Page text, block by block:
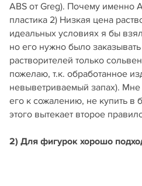
ABS от Greg). Почему именно
пластика 2) Низкая цена
идеальных условиях я бы
но его нужно было
растворителей только
пожелаю, т.к. обработанное
невыветриваемый запах).
его к сожалению, не купить в
этого вытекает второе
2) Для фигурок хорошо